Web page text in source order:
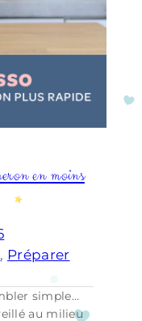
en moins
, Préparer
simple…
au milieu